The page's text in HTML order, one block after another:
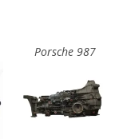
Porsche 987